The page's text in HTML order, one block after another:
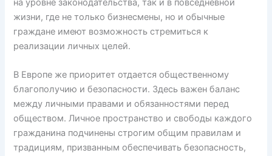
на уровне законодательства, так и в повседневной
жизни, где не только бизнесмены, но и обычные
граждане имеют возможность стремиться к
реализации личных целей.
В Европе же приоритет отдается общественному
благополучию и безопасности. Здесь важен баланс
между личными правами и обязанностями перед
обществом. Личное пространство и свободы каждого
гражданина подчинены строгим общим правилам и
традициям, призванным обеспечивать безопасность,